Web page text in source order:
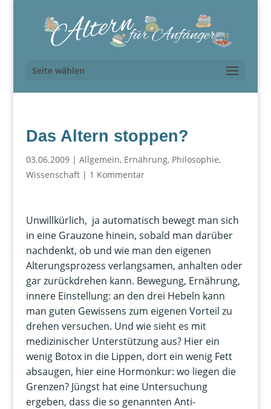
Seite wählen
Das Altern stoppen?
03.06.2009| Allgemein, Ernährung, Philosophie,
Wissenschaft| 1 Kommentar
Unwillkürlich, ja automatisch bewegt man sich
in eine Grauzone hinein, sobald man darüber
nachdenkt, ob und wie man den eigenen
Alterungsprozess verlangsamen, anhalten oder
gar zurückdrehen kann. Bewegung, Ernährung,
innere Einstellung: an den drei Hebeln kann
man guten Gewissens zum eigenen Vorteil zu
drehen versuchen. Und wie sieht es mit
medizinischer Unterstützung aus? Hier ein
wenig Botox in die Lippen, dort ein wenig Fett
absaugen, hier eine Hormonkur: wo liegen die
Grenzen? Jüngst hat eine Untersuchung
ergeben, dass die so genannten Anti-